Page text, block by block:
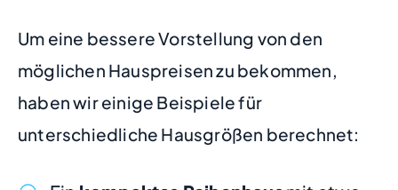
Um eine bessere Vorstellung von den
möglichen Hauspreisen zu bekommen,
haben wir einige Beispiele für
unterschiedliche Hausgrößen berechnet: